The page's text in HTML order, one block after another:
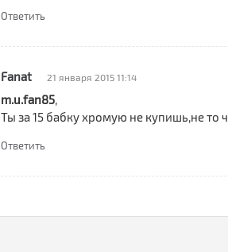
Ответить
Fanat 21 января 2015 11:14
m.u.fan85,
Ты за 15 бабку хромую не купишь,не то
Ответить